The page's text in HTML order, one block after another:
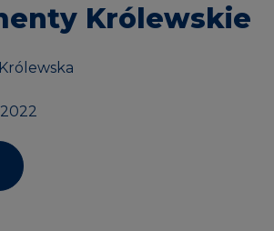
Królewskie